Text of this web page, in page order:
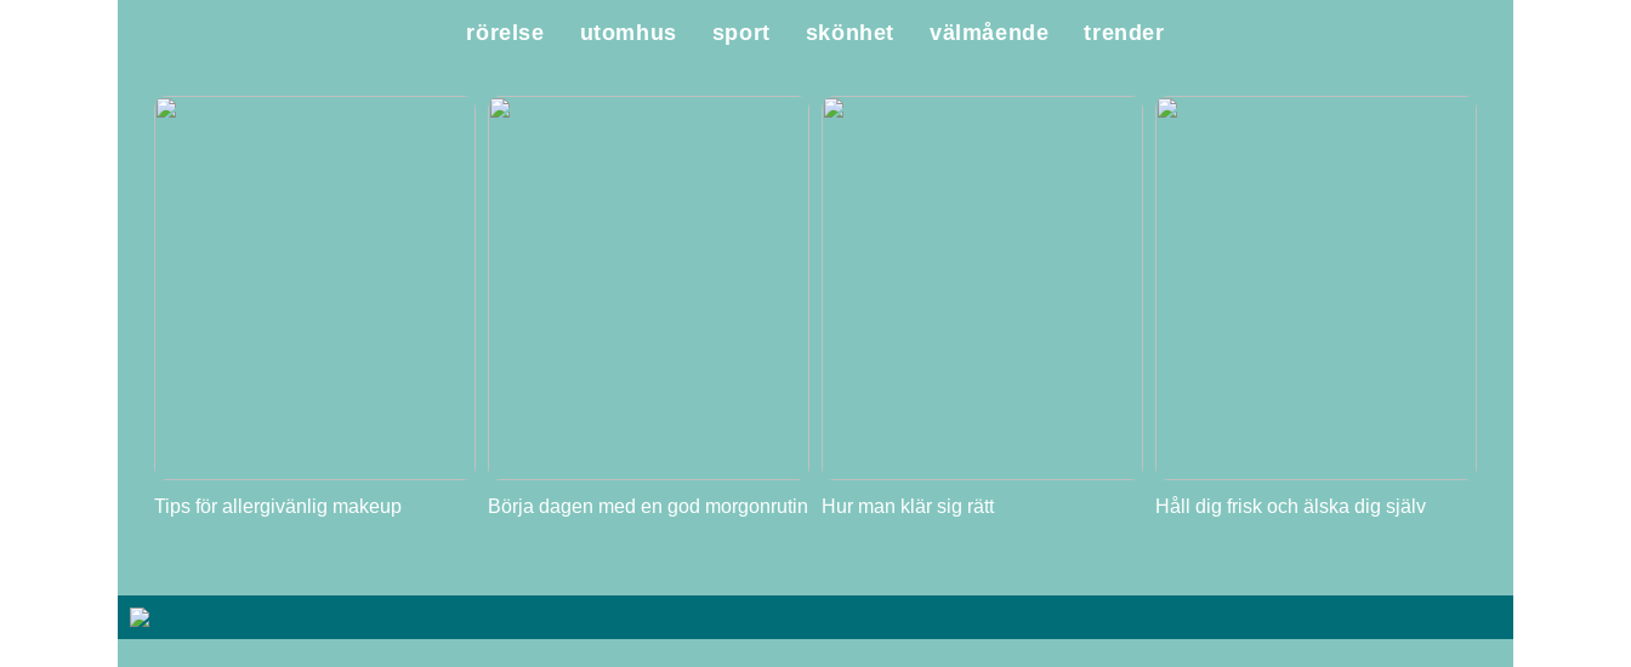
rörelse utomhus sport skönhet välmående trender
Tips för allergivänlig makeup Börja dagen med en god morgonrutin Hur man klär sig rätt Håll dig frisk och älska dig själv